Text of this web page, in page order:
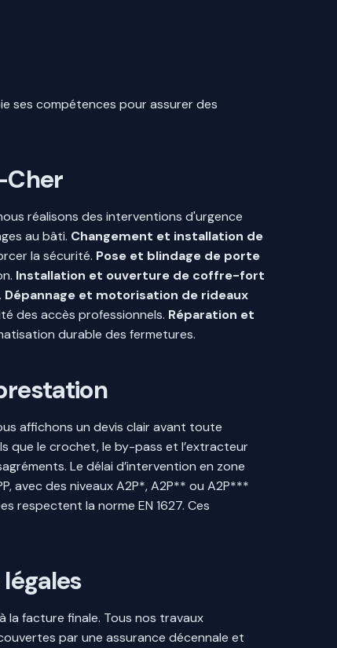
ses compétences pour assurer des
Cher
réalisons des interventions d'urgence
au bâti. Changement et installation de
la sécurité. Pose et blindage de porte
Installation et ouverture de coffre-fort
Dépannage et motorisation de rideaux
des accès professionnels. Réparation et
durable des fermetures.
affichons un devis clair avant toute
que le crochet, le by-pass et l’extracteur
Le délai d’intervention en zone
avec des niveaux A2P*, A2P** ou A2P***
respectent la norme EN 1627. Ces
facture finale. Tous nos travaux
par une assurance décennale et